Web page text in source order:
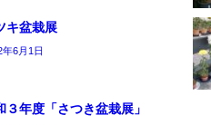
キ盆栽展
年6月1日
３年度「さつき盆栽展」